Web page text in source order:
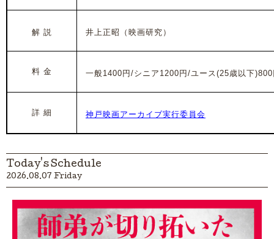
解 説 井上正昭（映画研究）
料 金 一般1400円/シニア1200円/ユース(25歳以下
詳 細 神戸映画アーカイブ実行委員会
Today's Schedule
2026.08.07 Friday